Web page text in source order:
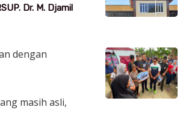
Dr. M. Djamil
dengan
masih asli,